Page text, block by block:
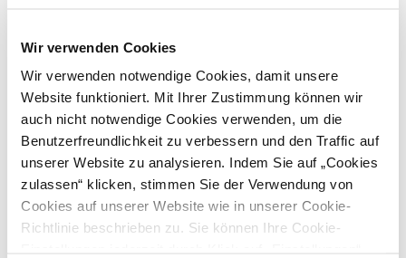
Wir verwenden Cookies
Wir verwenden notwendige Cookies, damit unsere
Website funktioniert. Mit Ihrer Zustimmung können wir
auch nicht notwendige Cookies verwenden, um die
Benutzerfreundlichkeit zu verbessern und den Traffic auf
unserer Website zu analysieren. Indem Sie auf „Cookies
zulassen“ klicken, stimmen Sie der Verwendung von
Cookies auf unserer Website wie in unserer Cookie-
Richtlinie beschrieben zu. Sie können Ihre Cookie-
Stützen bieten sicheren Halt und Profilreifen runden das Bild
Sicht auf den Motorblock und die Spiegel des Fahrerhauses
können eingeklappt werden. Auch die Motorhaube des
Geländewagens kann geöffnet und dessen
Windschutzscheibe umgeklappt werden. Zudem ist der
Geländewagen lenkbar. Zur Spielergänzung kann der MAN
TGA Abschlepp-LKW mit dem Light and Sound Module (Art.-
Nr.: 02801) ausgestattet werden (nicht im Lieferumfang
enthalten).
Fahrerhaus
Kundenbewertungen
Passende Produkte